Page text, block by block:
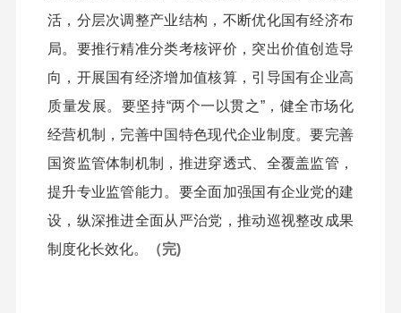
活，分层次调整产业结构，不断优化国有经济布
局。要推行精准分类考核评价，突出价值创造导
向，开展国有经济增加值核算，引导国有企业高
质量发展。要坚持“两个一以贯之”，健全市场化
经营机制，完善中国特色现代企业制度。要完善
国资监管体制机制，推进穿透式、全覆盖监管，
提升专业监管能力。要全面加强国有企业党的建
设，纵深推进全面从严治党，推动巡视整改成果
制度化长效化。
（完)